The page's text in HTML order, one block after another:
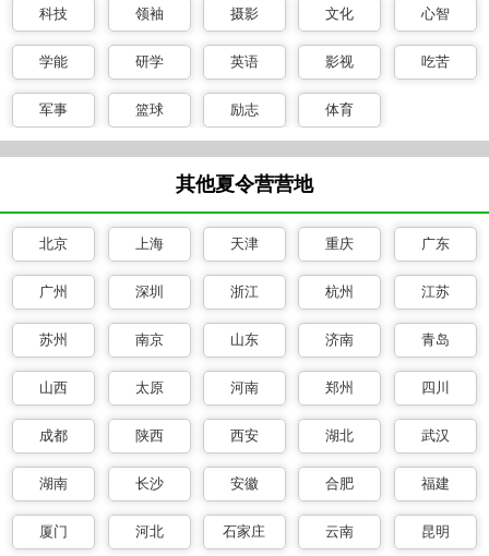
科技 领袖 摄影 文化 心智
学能 研学 英语 影视 吃苦
军事 篮球 励志 体育
其他夏令营营地
北京 上海 天津 重庆 广东
广州 深圳 浙江 杭州 江苏
苏州 南京 山东 济南 青岛
山西 太原 河南 郑州 四川
成都 陕西 西安 湖北 武汉
湖南 长沙 安徽 合肥 福建
厦门 河北 石家庄 云南 昆明